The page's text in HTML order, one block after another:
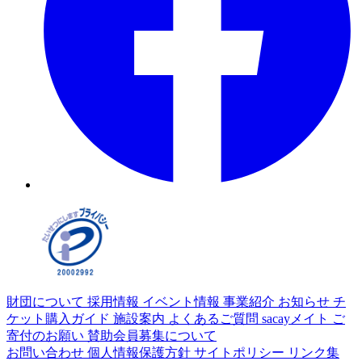
財団について 採用情報 イベント情報 事業紹介 お知らせ チ
ケット購入ガイド 施設案内 よくあるご質問 sacayメイト ご
寄付のお願い 賛助会員募集について
お問い合わせ 個人情報保護方針 サイトポリシー リンク集